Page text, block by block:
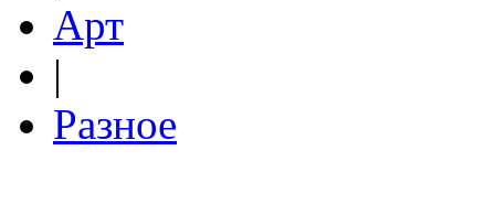
Арт
|
Разное